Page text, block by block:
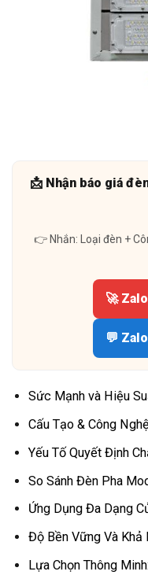
📩 Nhận báo giá
👉 Nhắn: Loại đèn +
🚀
💬
Sức Mạnh và Hiệu
Cấu Tạo & Công
Yếu Tố Quyết Định
So Sánh Đèn Pha
Ứng Dụng Đa Dạng
Độ Bền Vững Và Khả
Lựa Chọn Thông